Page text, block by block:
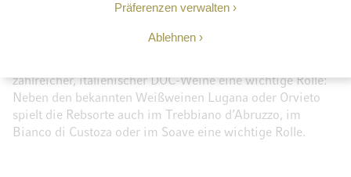
Präferenzen verwalten
Ablehnen
Trebbiano di Soavein Venetien,
zahlreicher, italienischer DOC-Weine eine wichtige Rolle:
Neben den bekannten Weißweinen Lugana oder Orvieto
spielt die Rebsorte auch im Trebbiano d’Abruzzo, im
Bianco di Custoza oder im Soave eine wichtige Rolle.